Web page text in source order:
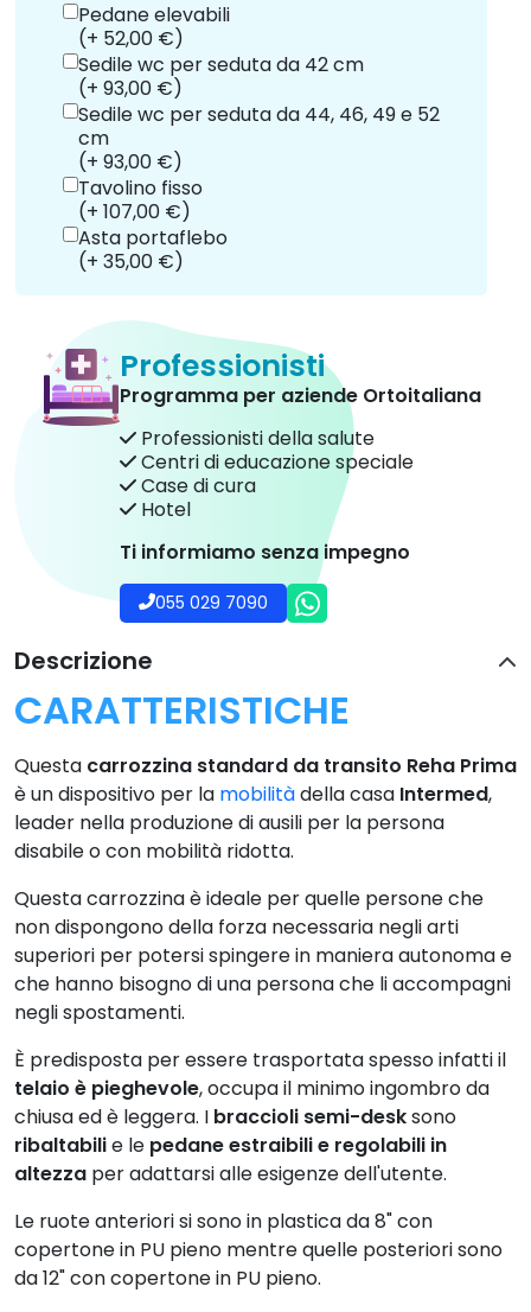
Pedane elevabili
(+ 52,00 €)
Sedile wc per seduta da 42 cm
(+ 93,00 €)
Sedile wc per seduta da 44, 46, 49 e 52
cm
(+ 93,00 €)
Tavolino fisso
(+ 107,00 €)
Asta portaflebo
(+ 35,00 €)
Professionisti
Programma per aziende Ortoitaliana
Professionisti della salute
Centri di educazione speciale
Case di cura
Hotel
Ti informiamo senza impegno
055 029 7090
Descrizione
CARATTERISTICHE
Questa carrozzina standard da transito Reha Prima
è un dispositivo per la mobilitàdella casa Intermed,
leader nella produzione di ausili per la persona
disabile o con mobilità ridotta.
Questa carrozzina è ideale per quelle persone che
non dispongono della forza necessaria negli arti
superiori per potersi spingere in maniera autonoma e
che hanno bisogno di una persona che li accompagni
negli spostamenti.
È predisposta per essere trasportata spesso infatti il
telaio è pieghevole, occupa il minimo ingombro da
chiusa ed è leggera. I braccioli semi-desksono
ribaltabilie le pedane estraibili e regolabili in
altezza per adattarsi alle esigenze dell'utente.
Le ruote anteriori si sono in plastica da 8" con
copertone in PU pieno mentre quelle posteriori sono
da 12" con copertone in PU pieno.